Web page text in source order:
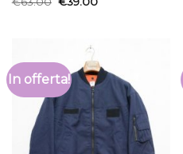
In offerta!